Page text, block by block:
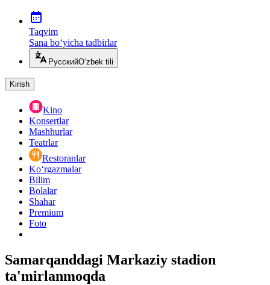
Taqvim
Sana bo‘yicha tadbirlar
РусскийO‘zbek tili
Kirish
Kino
Konsertlar
Mashhurlar
Teatrlar
Restoranlar
Ko‘rgazmalar
Bilim
Bolalar
Shahar
Premium
Foto
Samarqanddagi Markaziy stadion
ta'mirlanmoqda